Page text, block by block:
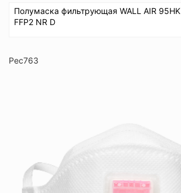
Полумаска фильтрующая WALL AIR 95HK
FFP2 NR D
Рес763